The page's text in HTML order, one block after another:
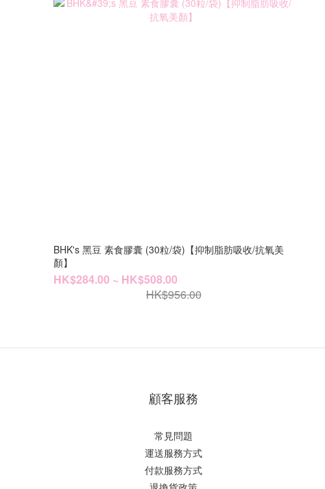
BHK's 黑豆 素食膠囊 (30粒/袋)【抑制脂肪吸收/抗氧美
顏】
HK$284.00 ~ HK$508.00
HK$956.00
顧客服務
常見問題
運送服務方式
付款服務方式